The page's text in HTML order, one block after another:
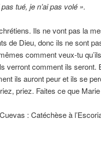
tué, je n’ai pas volé ».
Ils ne vont pas la
de Dieu, donc ils ne sont
comment veux-tu
verront comment ils seront.
ils auront peur et ils se
priez. Faites ce que
: Catéchèse à